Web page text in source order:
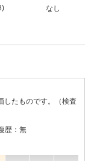
なし
したものです。（検査
歴：無